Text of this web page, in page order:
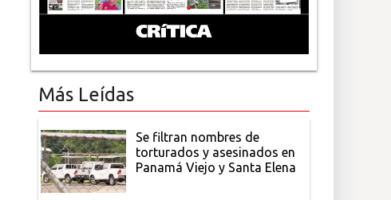
Más Leídas
Se filtran nombres de
torturados y asesinados en
Panamá Viejo y Santa Elena